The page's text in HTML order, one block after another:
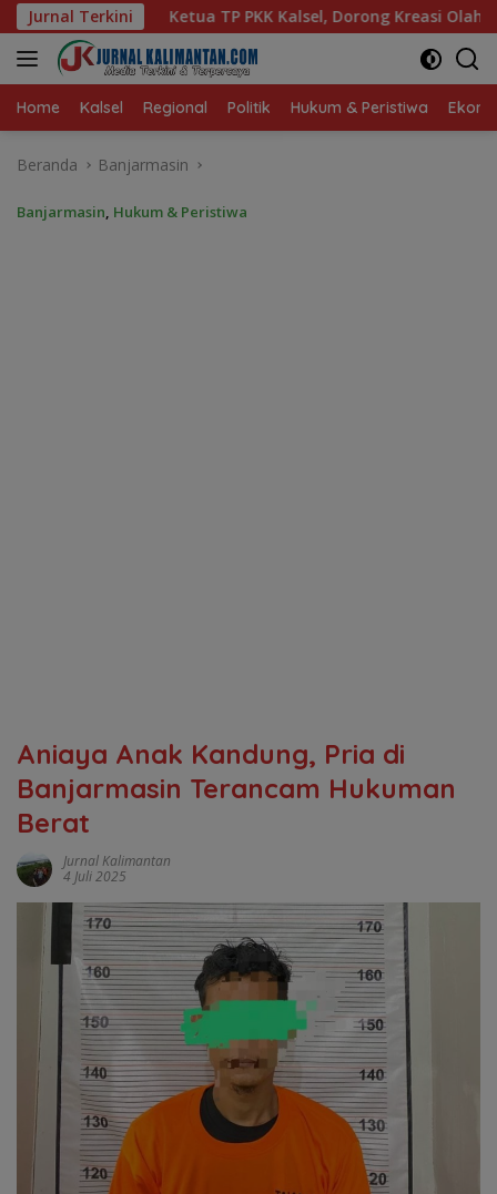
Langsung
ke
konten
Jurnal Terkini
Kalsel, Dorong Kreasi Olahan Ikan Hingga Tingkat Nasional
Home Kalsel Regional Politik Hukum & Peristiwa
Beranda Banjarmasin
Banjarmasin, Hukum & Peristiwa
Aniaya Anak Kandung, Pria di
Banjarmasin Terancam Hukuman
Berat
Jurnal Kalimantan
4 Juli 2025